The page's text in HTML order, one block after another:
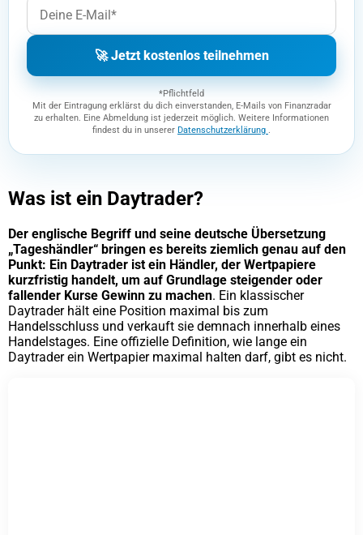
🚀 Jetzt kostenlos teilnehmen
*Pflichtfeld
Mit der Eintragung erklärst du dich einverstanden, E-Mails von Finanzradar
zu erhalten. Eine Abmeldung ist jederzeit möglich. Weitere Informationen
findest du in unserer Datenschutzerklärung .
Was ist ein Daytrader?
Der englische Begriff und seine deutsche Übersetzung
„Tageshändler“ bringen es bereits ziemlich genau auf den
Punkt: Ein Daytrader ist ein Händler, der Wertpapiere
kurzfristig handelt, um auf Grundlage steigender oder
fallender Kurse Gewinn zu machen. Ein klassischer
Daytrader hält eine Position maximal bis zum
Handelsschluss und verkauft sie demnach innerhalb eines
Handelstages. Eine offizielle Definition, wie lange ein
Daytrader ein Wertpapier maximal halten darf, gibt es nicht.